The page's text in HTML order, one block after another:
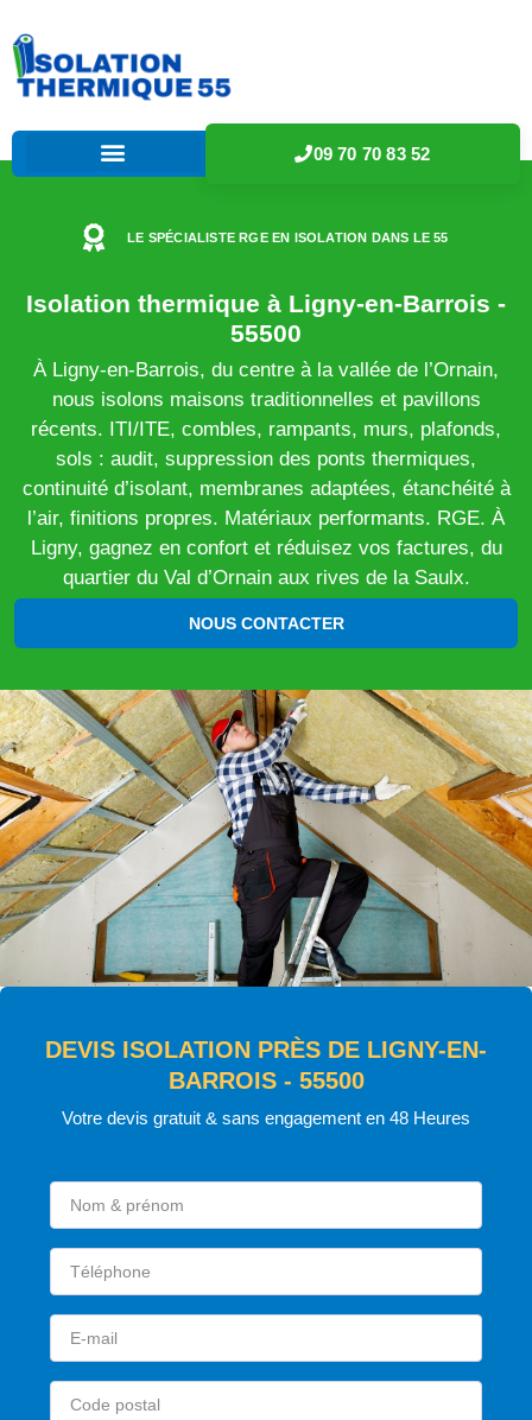
09 70 70 83 52
LE SPÉCIALISTE RGE EN ISOLATION DANS LE 55
Isolation thermique à Ligny-en-Barrois -
55500
À Ligny-en-Barrois, du centre à la vallée de l’Ornain,
nous isolons maisons traditionnelles et pavillons
récents. ITI/ITE, combles, rampants, murs, plafonds,
sols : audit, suppression des ponts thermiques,
continuité d’isolant, membranes adaptées, étanchéité à
l’air, finitions propres. Matériaux performants. RGE. À
Ligny, gagnez en confort et réduisez vos factures, du
quartier du Val d’Ornain aux rives de la Saulx.
NOUS CONTACTER
DEVIS ISOLATION PRÈS DE LIGNY-EN-
BARROIS - 55500
Votre devis gratuit & sans engagement en 48 Heures